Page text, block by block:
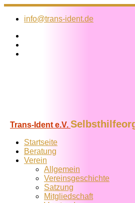
Zum
Inhalt
info@trans-ident.de
Trans-Ident e.V.
Startseite
Beratung
Verein
Allgemein
Vereins­geschichte
Satzung
Mitglied­schaft